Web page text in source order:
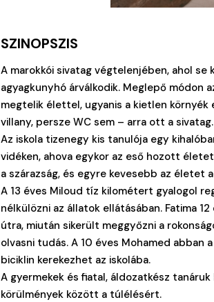
SZINOPSZIS
A marokkói sivatag végtelenjében, ahol
agyagkunyhó árválkodik. Meglepő módon
megtelik élettel, ugyanis a kietlen környék
villany, persze WC sem – arra ott a sivatag.
Az iskola tizenegy kis tanulója egy
vidéken, ahova egykor az eső hozott
a szárazság, és egyre kevesebb az életet
A 13 éves Miloud tíz kilométert gyalogol
nélkülözni az állatok ellátásában. Fatima
útra, miután sikerült meggyőzni a
olvasni tudás. A 10 éves Mohamed
biciklin kerekezhet az iskolába.
A gyermekek és fiatal, áldozatkész
körülmények között a túlélésért.